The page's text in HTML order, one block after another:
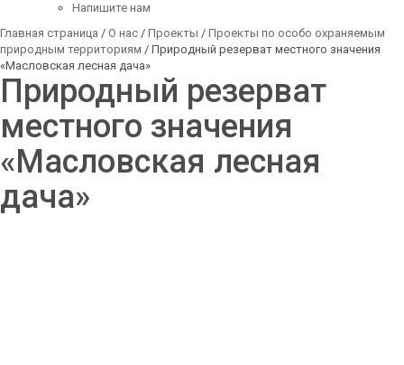
Напишите нам
Главная страница / О нас / Проекты / Проекты по особо охраняемым
природным территориям / Природный резерват местного значения
«Масловская лесная дача»
Природный резерват
местного значения
«Масловская лесная
дача»